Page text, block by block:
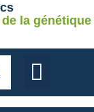
la génétique